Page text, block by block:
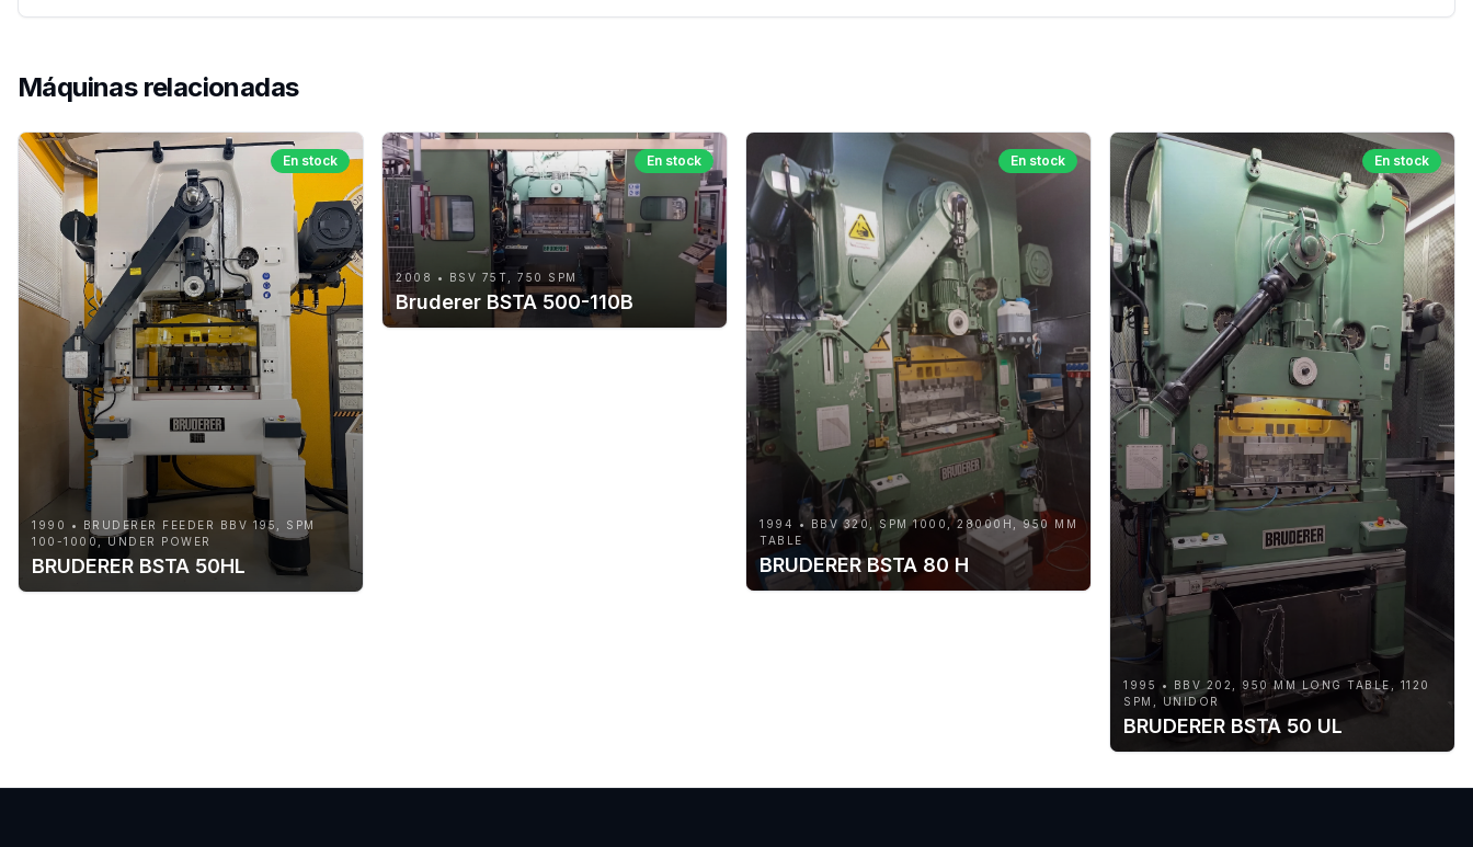
Máquinas relacionadas
En stock
1990 • BRUDERER FEEDER BBV 195, SPM
100-1000, UNDER POWER
BRUDERER BSTA 50HL
En stock
2008 • BSV 75T, 750 SPM
Bruderer BSTA 500-110B
En stock
1994 • BBV 320, SPM 1000, 28000H, 950 MM
TABLE
BRUDERER BSTA 80 H
En stock
1995 • BBV 202, 950 MM LONG TABLE, 1120
SPM, UNIDOR
BRUDERER BSTA 50 UL